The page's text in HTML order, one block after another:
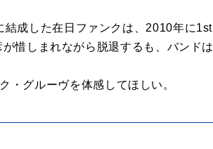
成した在日ファンクは、2010年に1st
惜しまれながら脱退するも、バンドは
・グルーヴを体感してほしい。